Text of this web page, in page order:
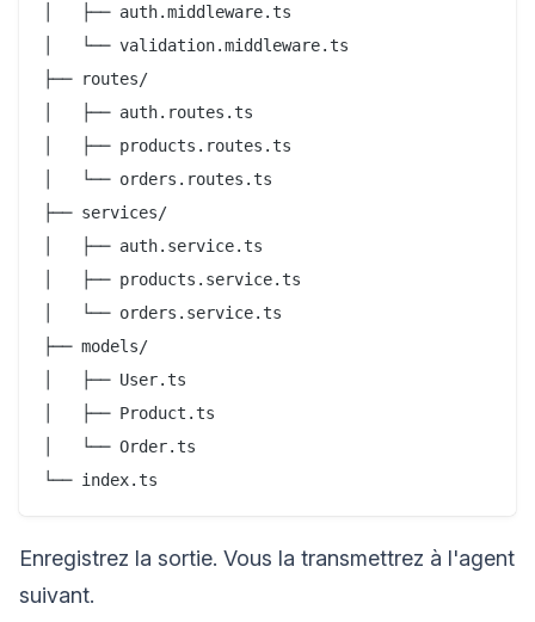
│   ├── auth.middleware.ts
│   └── validation.middleware.ts
├── routes/
│   ├── auth.routes.ts
│   ├── products.routes.ts
│   └── orders.routes.ts
├── services/
│   ├── auth.service.ts
│   ├── products.service.ts
│   └── orders.service.ts
├── models/
│   ├── User.ts
│   ├── Product.ts
│   └── Order.ts
Enregistrez la sortie. Vous la transmettrez à l'agent
suivant.